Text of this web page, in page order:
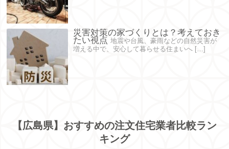
災害対策の家づくりとは？考えておき
たい視点 地震や台風、豪雨などの自然災害が
増える中で、安心して暮らせる住まいへ […]
【広島県】おすすめの注文住宅業者比較ラン
キング